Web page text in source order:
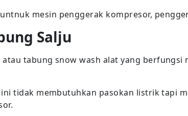
mesin penggerak kompresor,
Salju
atau tabung snow wash alat yang berfungsi
tidak membutuhkan pasokan listrik tapi